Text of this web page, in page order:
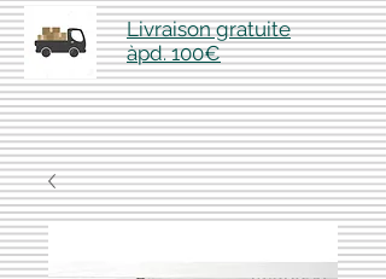
Livraison gratuite
àpd. 100€